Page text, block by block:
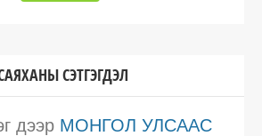
СЭТГЭГДЭЛ
дээр МОНГОЛ УЛСААС